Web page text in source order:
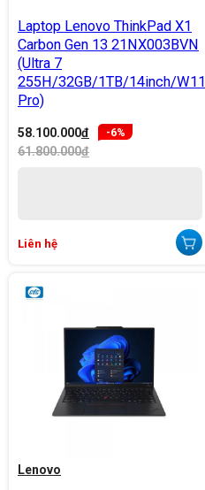
Laptop Lenovo ThinkPad X1
Carbon Gen 13 21NX003BVN
(Ultra 7
255H/32GB/1TB/14inch/W11
Pro)
58.100.000đ -6%
61.800.000đ
Liên hệ
Lenovo